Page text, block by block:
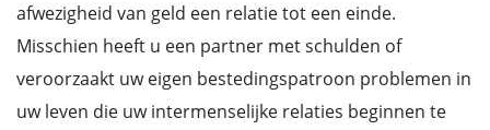
afwezigheid van geld een relatie tot een einde.
Misschien heeft u een partner met schulden of
veroorzaakt uw eigen bestedingspatroon problemen in
uw leven die uw intermenselijke relaties beginnen te